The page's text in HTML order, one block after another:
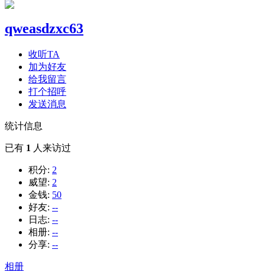
qweasdzxc63
收听TA
加为好友
给我留言
打个招呼
发送消息
统计信息
已有 1 人来访过
积分: 2
威望: 2
金钱: 50
好友: --
日志: --
相册: --
分享: --
相册